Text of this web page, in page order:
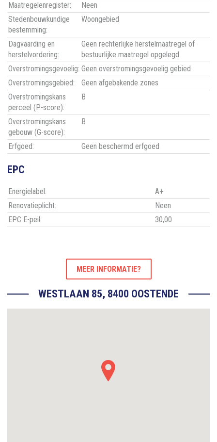
Maatregelenregister:
Neen
Stedenbouwkundige
bestemming:
Woongebied
Dagvaarding en
herstelvordering:
Geen rechterlijke herstelmaatregel of
bestuurlijke maatregel opgelegd
Overstromingsgevoelig: Geen overstromingsgevoelig gebied
Overstromingsgebied:
Geen afgebakende zones
Overstromingskans
perceel (P-score):
B
Overstromingskans
gebouw (G-score):
B
Erfgoed: Geen beschermd erfgoed
EPC
Energielabel:
A+
Renovatieplicht:
Neen
EPC E-peil:
30,00
MEER INFORMATIE?
WESTLAAN 85, 8400 OOSTENDE